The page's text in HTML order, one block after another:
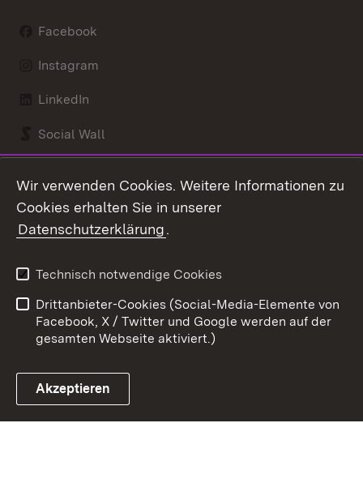
Facebook
Instagram
LinkedIn
Social Wall
Link zum Landesportal
Kontakt
Barrierefreiheit
Impressum
Cookies
Wir verwenden Cookies. Weitere Informationen zu
Cookies erhalten Sie in unserer
Datenschutzerklärung.
Technisch notwendige Cookies
Drittanbieter-Cookies (Social-Media-Elemente von
Facebook, X / Twitter und Google werden auf der
gesamten Webseite aktiviert.)
Akzeptieren